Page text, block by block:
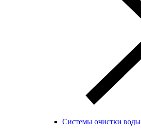
Системы очистки воды